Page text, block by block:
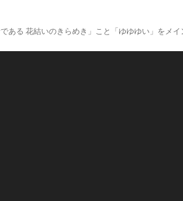
ある 花結いのきらめき」こと「ゆゆゆい」をメ